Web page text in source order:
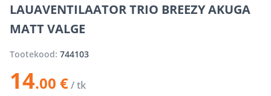
LAUAVENTILAATOR TRIO BREEZY AKUGA
MATT VALGE
Tootekood: 744103
14.00 €/ tk